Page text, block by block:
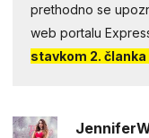
prethodno se
web portalu
stavkom 2.